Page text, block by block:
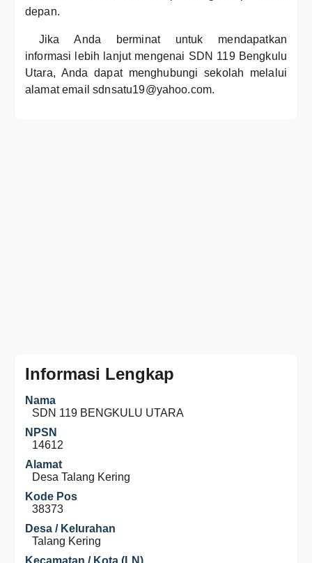
depan.
Jika Anda berminat untuk mendapatkan
informasi lebih lanjut mengenai SDN 119 Bengkulu
Utara, Anda dapat menghubungi sekolah melalui
alamat email sdnsatu19@yahoo.com.
Informasi Lengkap
Nama
SDN 119 BENGKULU UTARA
NPSN
14612
Alamat
Desa Talang Kering
Kode Pos
38373
Desa / Kelurahan
Talang Kering
Kecamatan / Kota (LN)